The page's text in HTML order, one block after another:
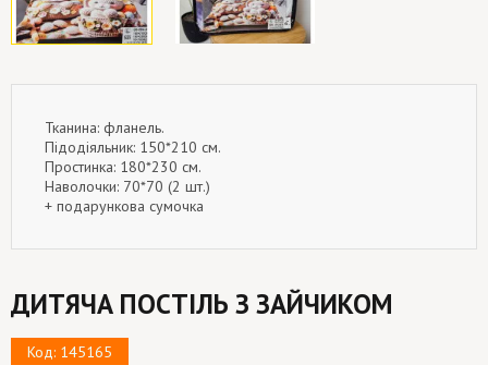
Тканина: фланель.
Підодіяльник: 150*210 см.
Простинка: 180*230 см.
Наволочки: 70*70 (2 шт.)
+ подарункова сумочка
ДИТЯЧА ПОСТІЛЬ З ЗАЙЧИКОМ
Код: 145165